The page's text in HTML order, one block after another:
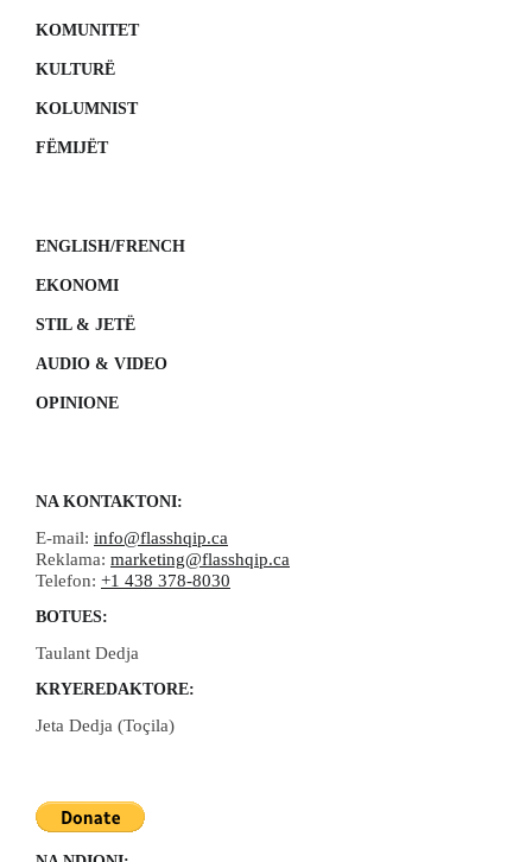
KOMUNITET
KULTURË
KOLUMNIST
FËMIJËT
ENGLISH/FRENCH
EKONOMI
STIL & JETË
AUDIO & VIDEO
OPINIONE
NA KONTAKTONI:
E-mail: info@flasshqip.ca
Reklama: marketing@flasshqip.ca
Telefon: +1 438 378-8030
BOTUES:
Taulant Dedja
KRYEREDAKTORE:
Jeta Dedja (Toçila)